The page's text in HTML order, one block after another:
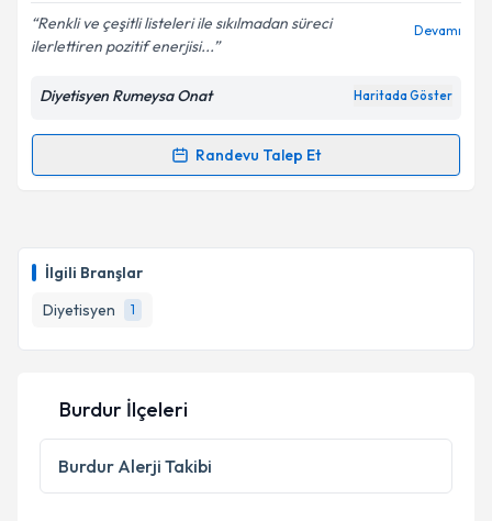
İlgili Branşlar
Diyetisyen
1
Kişisel verilerimin işlenmesine ilişkin
Aydınlatma
kapsamda işlenmesini kabul ediyorum.
Renkli ve çeşitli listeleri ile sıkılmadan süreci
ilerlettiren pozitif enerjisi...
Devamı
Diyetisyen Rumeysa Onat Haritada Göster
Randevu Talep Et
Randevu Takvimi Talebi
takvim hazırlandığında e-posta ile bilgilendireceğiz.
E-posta Adresiniz
Kişisel verilerimin işlenmesine ilişkinAydınlatma
Metni
'ni okudum ve kişisel verilerimin belirtilen
kapsamda işlenmesini kabul ediyorum.
Burdur İlçeleri
Burdur Alerji Takibi